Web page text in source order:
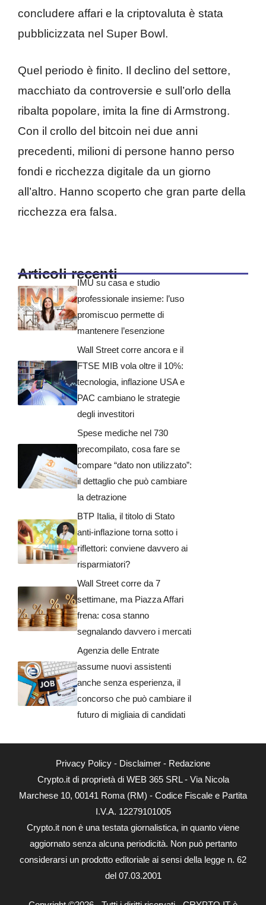
concludere affari e la criptovaluta è stata
pubblicizzata nel Super Bowl.
Quel periodo è finito. Il declino del settore,
macchiato da controversie e sull’orlo della
ribalta popolare, imita la fine di Armstrong.
Con il crollo del bitcoin nei due anni
precedenti, milioni di persone hanno perso
fondi e ricchezza digitale da un giorno
all’altro. Hanno scoperto che gran parte della
ricchezza era falsa.
Articoli recenti
IMU su casa e studio
professionale insieme: l’uso
promiscuo permette di
mantenere l’esenzione
Wall Street corre ancora e il
FTSE MIB vola oltre il 10%:
tecnologia, inflazione USA e
PAC cambiano le strategie
degli investitori
Spese mediche nel 730
precompilato, cosa fare se
compare “dato non utilizzato”:
il dettaglio che può cambiare
la detrazione
BTP Italia, il titolo di Stato
anti-inflazione torna sotto i
riflettori: conviene davvero ai
risparmiatori?
Wall Street corre da 7
settimane, ma Piazza Affari
frena: cosa stanno
segnalando davvero i mercati
Agenzia delle Entrate
assume nuovi assistenti
anche senza esperienza, il
concorso che può cambiare il
futuro di migliaia di candidati
Privacy Policy - Disclaimer - Redazione
Crypto.it di proprietà di WEB 365 SRL - Via Nicola
Marchese 10, 00141 Roma (RM) - Codice Fiscale e Partita
I.V.A. 12279101005
Crypto.it non è una testata giornalistica, in quanto viene
aggiornato senza alcuna periodicità. Non può pertanto
considerarsi un prodotto editoriale ai sensi della legge n. 62
del 07.03.2001